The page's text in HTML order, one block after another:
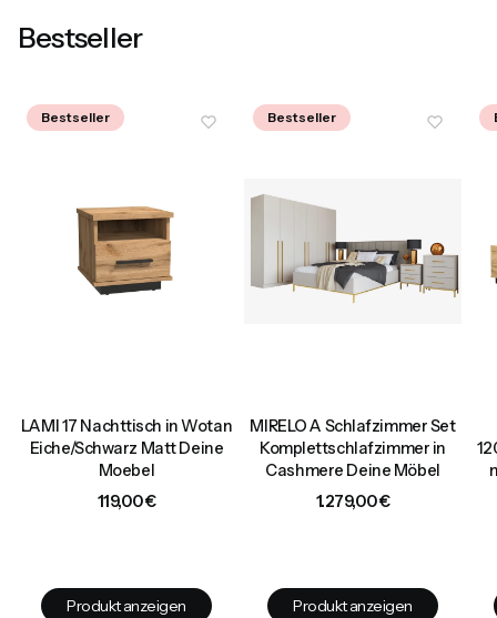
Bestseller
Bestseller
LAMI 17 Nachttisch in Wotan
Eiche/Schwarz Matt Deine
Moebel
Preis
119,00 €
Produkt anzeigen
Bestseller
MIRELO A Schlafzimmer Set
Komplettschlafzimmer in
Cashmere Deine Möbel
Preis
1.279,00 €
Produkt anzeigen